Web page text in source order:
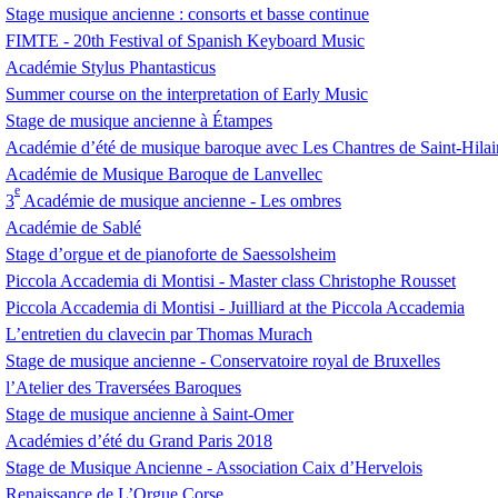
Stage musique ancienne : consorts et basse continue
FIMTE - 20th Festival of Spanish Keyboard Music
Académie Stylus Phantasticus
Summer course on the interpretation of Early Music
Stage de musique ancienne à Étampes
Académie d’été de musique baroque avec Les Chantres de Saint-
Académie de Musique Baroque de Lanvellec
3
e
Académie de musique ancienne - Les ombres
Académie de Sablé
Stage d’orgue et de pianoforte de Saessolsheim
Piccola Accademia di Montisi - Master class Christophe Rousset
Piccola Accademia di Montisi - Juilliard at the Piccola Accademia
L’entretien du clavecin par Thomas Murach
Stage de musique ancienne - Conservatoire royal de Bruxelles
l’Atelier des Traversées Baroques
Stage de musique ancienne à Saint-Omer
Académies d’été du Grand Paris 2018
Stage de Musique Ancienne - Association Caix d’Hervelois
Renaissance de L’Orgue Corse